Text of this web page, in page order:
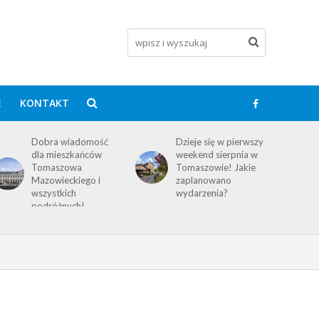
KONTAKT
Dzieje się w pierwszy
weekend sierpnia w
Tomaszowie! Jakie
zaplanowano
wydarzenia?
X Gomunickie Święto
Miodu z Andre i
Golec uOrkiestra już
w sobotę!